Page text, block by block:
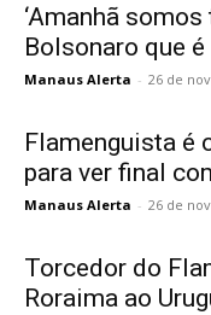
‘Amanhã
Bolsonaro que
Manaus Alerta - 26 de
Flamenguista é
para ver final
Manaus Alerta - 26 de
Torcedor do
Roraima ao